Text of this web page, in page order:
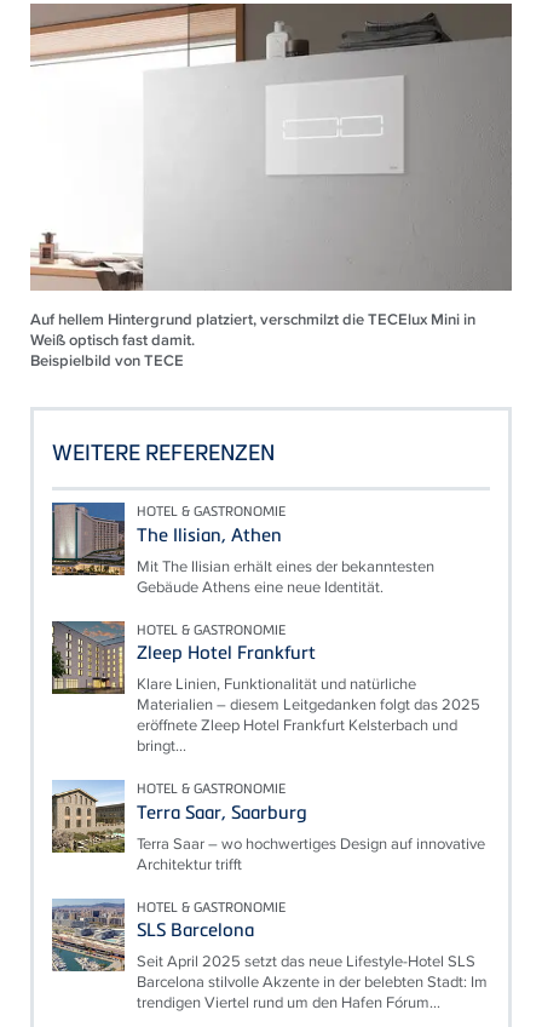
Auf hellem Hintergrund platziert, verschmilzt die TECElux Mini in
Weiß optisch fast damit.
Beispielbild von TECE
WEITERE REFERENZEN
HOTEL & GASTRONOMIE
The Ilisian, Athen
Mit The Ilisian erhält eines der bekanntesten
Gebäude Athens eine neue Identität.
HOTEL & GASTRONOMIE
Zleep Hotel Frankfurt
Klare Linien, Funktionalität und natürliche
Materialien – diesem Leitgedanken folgt das 2025
eröffnete Zleep Hotel Frankfurt Kelsterbach und
bringt...
HOTEL & GASTRONOMIE
Terra Saar, Saarburg
Terra Saar – wo hochwertiges Design auf innovative
Architektur trifft
HOTEL & GASTRONOMIE
SLS Barcelona
Seit April 2025 setzt das neue Lifestyle-Hotel SLS
Barcelona stilvolle Akzente in der belebten Stadt: Im
trendigen Viertel rund um den Hafen Fórum...